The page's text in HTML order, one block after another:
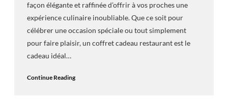
façon élégante et raffinée d’offrir à vos proches une
expérience culinaire inoubliable. Que ce soit pour
célébrer une occasion spéciale ou tout simplement
pour faire plaisir, un coffret cadeau restaurant est le
cadeau idéal…
Continue Reading